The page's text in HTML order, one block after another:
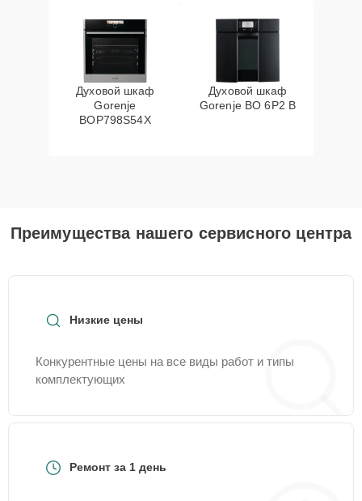
Духовой шкаф
Gorenje
BOP798S54X
Духовой шкаф
Gorenje BO 6P2 B
Преимущества нашего сервисного центра
Низкие цены
Конкурентные цены на все виды работ и типы
комплектующих
Ремонт за 1 день